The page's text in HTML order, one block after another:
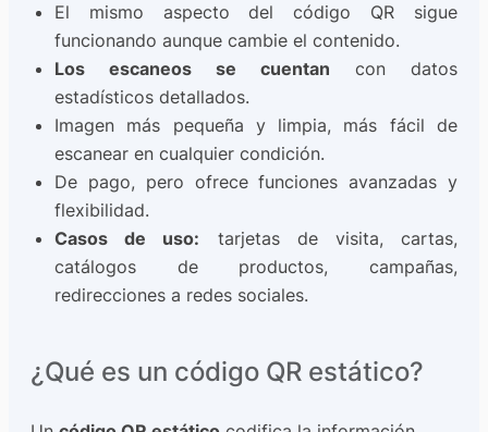
El mismo aspecto del código QR sigue
funcionando aunque cambie el contenido.
Los escaneos se cuentan con datos
estadísticos detallados.
Imagen más pequeña y limpia, más fácil de
escanear en cualquier condición.
De pago, pero ofrece funciones avanzadas y
flexibilidad.
Casos de uso: tarjetas de visita, cartas,
catálogos de productos, campañas,
redirecciones a redes sociales.
¿Qué es un código QR estático?